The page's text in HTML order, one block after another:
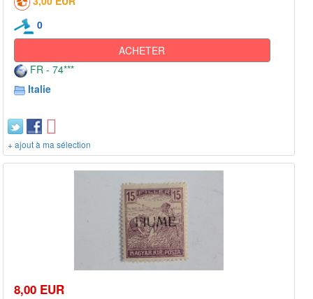
0
ACHETER
FR - 74***
Italie
+ ajout à ma sélection
8,00 EUR